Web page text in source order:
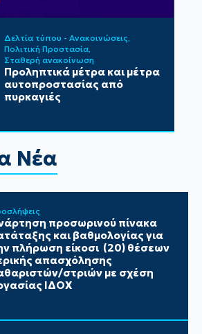
Δελτία τύπου - Ανακοινώσεις
Πολιτική Προστασία
Σταθερή ανακοίνωση
Προληπτικά μέτρα και μέτρα
αυτοπροστασίας από
πυρκαγιές
Νέα
προσωρινού πίνακα
και βαθμολογίας για
πλήρωση είκοσι (20) θέσεων
απασχόλησης
στριών με σχέση
ΙΔΟΧ